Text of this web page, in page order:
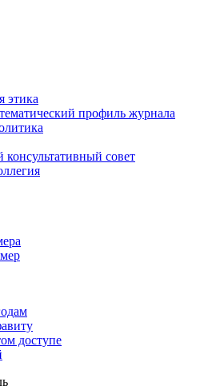
этика
профиль журнала
совет
доступе